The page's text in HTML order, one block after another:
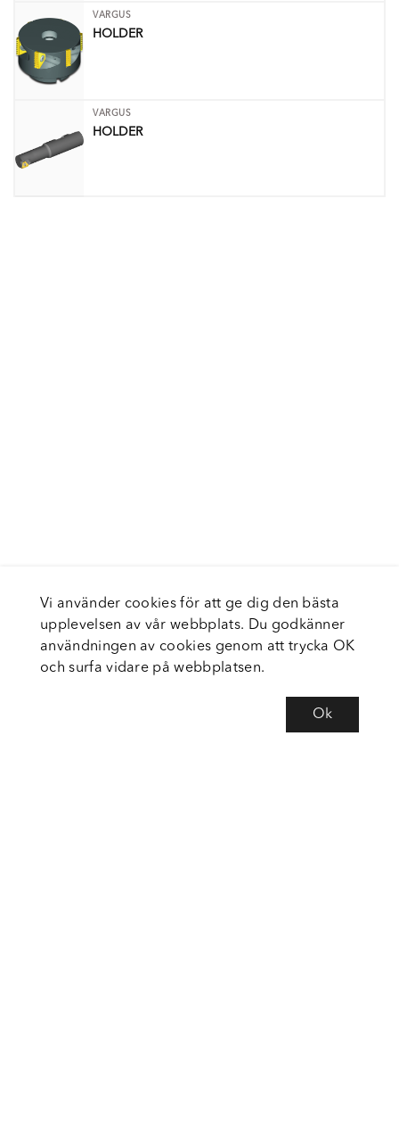
VARGUS
HOLDER
VARGUS
HOLDER
Vi använder cookies för att ge dig den bästa
upplevelsen av vår webbplats. Du godkänner
användningen av cookies genom att trycka OK
och surfa vidare på webbplatsen.
Ok